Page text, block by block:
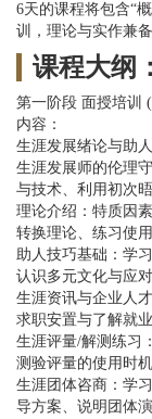
6天的课程将包含“
训，理论与实作兼
课程大纲：
第一阶段 面授培训
内容：
生涯发展绪论与助
生涯发展师的伦理
与技术、利用初次
理论介绍：特质因
转换理论、练习使
助人技巧基础：学
认识多元文化与应
生涯资讯与企业人
求职安置与了解就
生涯评量/解测练习
测验评量的使用时
生涯团体咨商：学
导方案、说明团体